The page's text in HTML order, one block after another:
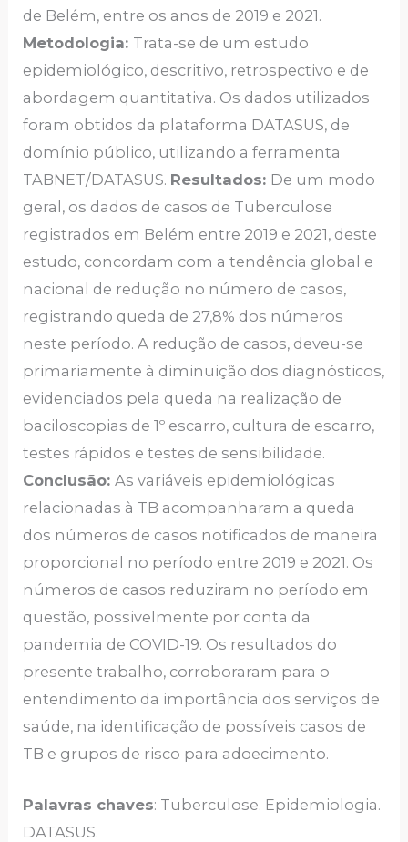
de Belém, entre os anos de 2019 e 2021.
Metodologia: Trata-se de um estudo
epidemiológico, descritivo, retrospectivo e de
abordagem quantitativa. Os dados utilizados
foram obtidos da plataforma DATASUS, de
domínio público, utilizando a ferramenta
TABNET/DATASUS. Resultados: De um modo
geral, os dados de casos de Tuberculose
registrados em Belém entre 2019 e 2021, deste
estudo, concordam com a tendência global e
nacional de redução no número de casos,
registrando queda de 27,8% dos números
neste período. A redução de casos, deveu-se
primariamente à diminuição dos diagnósticos,
evidenciados pela queda na realização de
baciloscopias de 1º escarro, cultura de escarro,
testes rápidos e testes de sensibilidade.
Conclusão:As variáveis epidemiológicas
relacionadas à TB acompanharam a queda
dos números de casos notificados de maneira
proporcional no período entre 2019 e 2021. Os
números de casos reduziram no período em
questão, possivelmente por conta da
pandemia de COVID-19. Os resultados do
presente trabalho, corroboraram para o
entendimento da importância dos serviços de
saúde, na identificação de possíveis casos de
TB e grupos de risco para adoecimento.
Palavras chaves: Tuberculose. Epidemiologia.
DATASUS.